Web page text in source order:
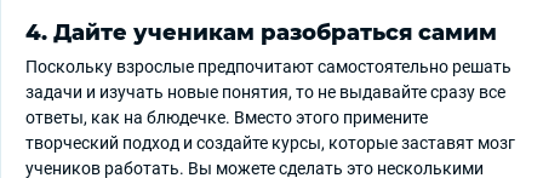
4. Дайте ученикам разобраться самим
Поскольку взрослые предпочитают самостоятельно решать
задачи и изучать новые понятия, то не выдавайте сразу все
ответы, как на блюдечке. Вместо этого примените
творческий подход и создайте курсы, которые заставят мозг
учеников работать. Вы можете сделать это несколькими